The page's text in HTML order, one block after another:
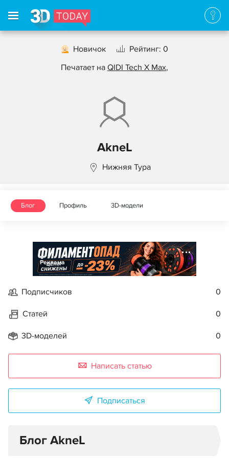
Новичок
Рейтинг: 0
Печатает на QIDI Tech X Max,
AkneL
Нижняя Тура
Блог Профиль 3D-модели
Реклама
Подписчиков 0
Статей 0
3D-моделей 0
Написать статью
Подписаться
Блог AkneL